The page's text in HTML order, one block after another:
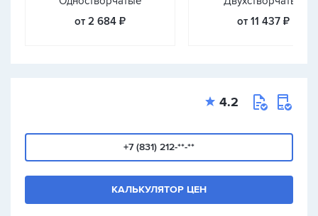
от 2 684 ₽
от 11 437 ₽
4.2
+7 (831) 212-**-**
КАЛЬКУЛЯТОР ЦЕН